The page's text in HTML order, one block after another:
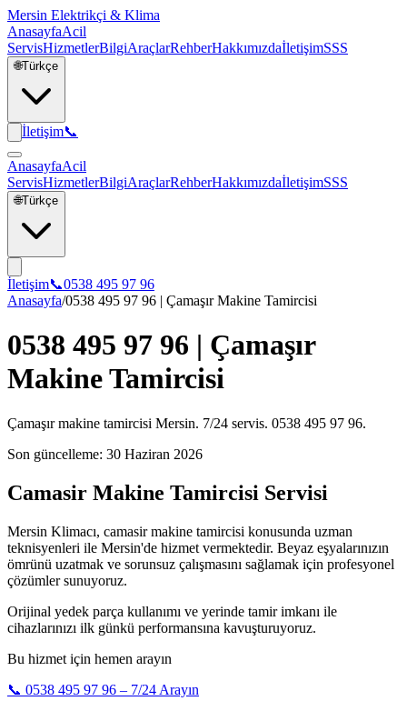
Mersin Elektrikçi & Klima
AnasayfaAcil
ServisHizmetlerBilgiAraçlarRehberHakkımızdaİletişimSSS
🌐Türkçe
İletişim📞
AnasayfaAcil
ServisHizmetlerBilgiAraçlarRehberHakkımızdaİletişimSSS
🌐Türkçe
İletişim📞0538 495 97 96
Anasayfa/0538 495 97 96 | Çamaşır Makine Tamircisi
0538 495 97 96 | Çamaşır
Makine Tamircisi
Çamaşır makine tamircisi Mersin. 7/24 servis. 0538 495 97 96.
Son güncelleme: 30 Haziran 2026
Camasir Makine Tamircisi Servisi
Mersin Klimacı, camasir makine tamircisi konusunda uzman
teknisyenleri ile Mersin'de hizmet vermektedir. Beyaz eşyalarınızın
ömrünü uzatmak ve sorunsuz çalışmasını sağlamak için profesyonel
çözümler sunuyoruz.
Orijinal yedek parça kullanımı ve yerinde tamir imkanı ile
cihazlarınızı ilk günkü performansına kavuşturuyoruz.
Bu hizmet için hemen arayın
📞 0538 495 97 96 – 7/24 Arayın